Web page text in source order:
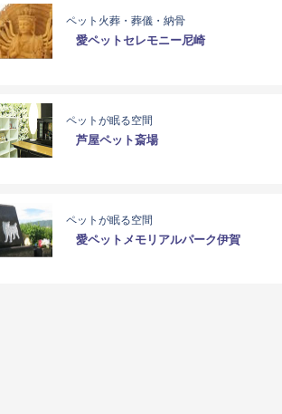
ペット火葬・葬儀・納骨
愛ペットセレモニー尼崎
ペットが眠る空間
芦屋ペット斎場
ペットが眠る空間
愛ペットメモリアルパーク伊賀